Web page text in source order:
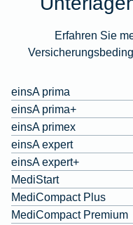
Erfahren Sie
einsA prima
einsA prima+
einsA primex
einsA expert
einsA expert+
MediStart
MediCompact Plus
MediCompact Premium